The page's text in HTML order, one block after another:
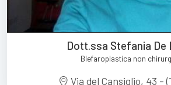
Dott.ssa Stefania De
Blefaroplastica non
Via del Cansiglio, 43 -